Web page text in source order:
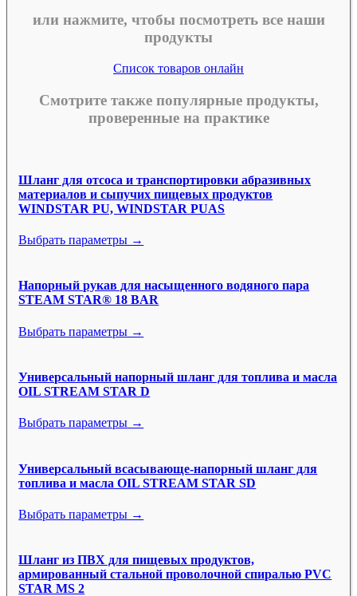
или нажмите, чтобы посмотреть все наши
продукты
Список товаров онлайн
Смотрите также популярные продукты,
проверенные на практике
Шланг для отсоса и транспортировки абразивных
материалов и сыпучих пищевых продуктов
WINDSTAR PU, WINDSTAR PUAS
Выбрать параметры →
Напорный рукав для насыщенного водяного пара
STEAM STAR® 18 BAR
Выбрать параметры →
Универсальный напорный шланг для топлива и масла
OIL STREAM STAR D
Выбрать параметры →
Универсальный всасывающе-напорный шланг для
топлива и масла OIL STREAM STAR SD
Выбрать параметры →
Шланг из ПВХ для пищевых продуктов,
армированный стальной проволочной спиралью PVC
STAR MS 2